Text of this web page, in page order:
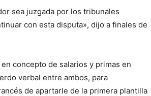
sea juzgada por los tribunales
con esta disputa», dijo a finales de
concepto de salarios y primas en
verbal entre ambos, para
de apartarle de la primera plantilla